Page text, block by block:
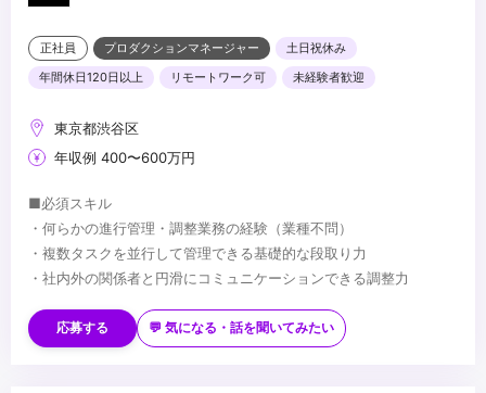
正社員 プロダクションマネージャー
土日祝休み
年間休日120日以上
リモートワーク可 未経験者歓迎
東京都渋谷区
年収例 400〜600万円
■必須スキル
・何らかの進行管理・調整業務の経験（業種不問）
・複数タスクを並行して管理できる基礎的な段取り力
・社内外の関係者と円滑にコミュニケーションできる調整力
・制作進行・アシスタントディレクター・PMアシスタント等の経
験
応募する 💬 気になる・話を聞いてみたい